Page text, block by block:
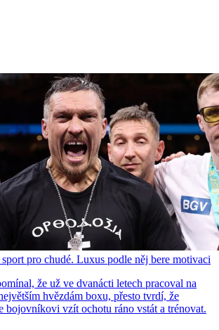
pro chudé. Luxus podle něj bere motivaci
že už ve dvanácti letech pracoval na
hvězdám boxu, přesto tvrdí, že
bojovníkovi vzít ochotu ráno vstát a trénovat.